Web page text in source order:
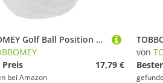
TOBBOMEY Golf Ball Position Marker Abs Kunststoff Rund mit Edelstahlspike Langlebig und Sichtbar für Outdoor Golfplatz Präzises Boundary Tool für Schnelle und Genaue Ballpositionierung
Preis
17,79 €
bei Amazon
von